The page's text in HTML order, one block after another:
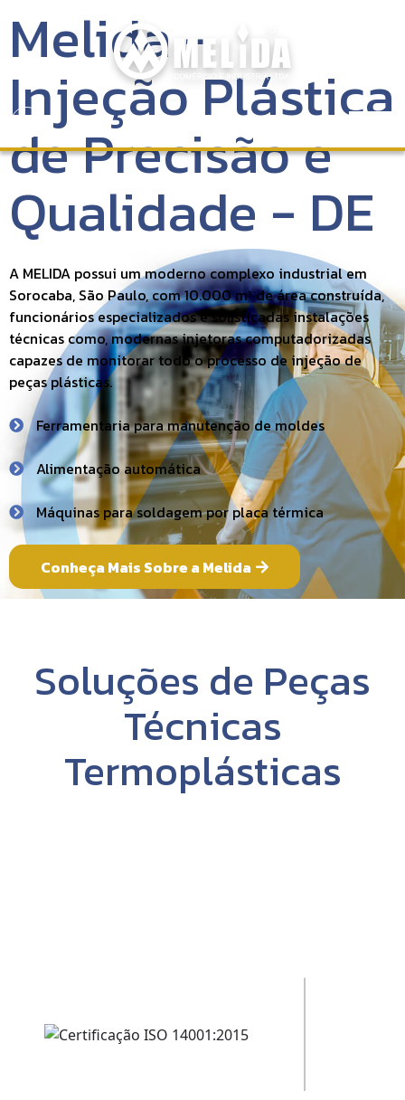
Melida -
Injeção Plástica
de Precisão e
Qualidade - DE
A MELIDA possui um moderno complexo industrial em
Sorocaba, São Paulo, com 10.000 m² de área construída,
funcionários especializados e sofisticadas instalações
técnicas como, modernas injetoras computadorizadas
capazes de monitorar todo o processo de injeção de
peças plásticas.
Ferramentaria para manutenção de moldes
Alimentação automática
Máquinas para soldagem por placa térmica
Conheça Mais Sobre a Melida
Soluções de Peças
Técnicas
Termoplásticas